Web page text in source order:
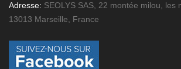
Adresse: SEOLYS SAS, 22 montée milou, les
13013 Marseille, France